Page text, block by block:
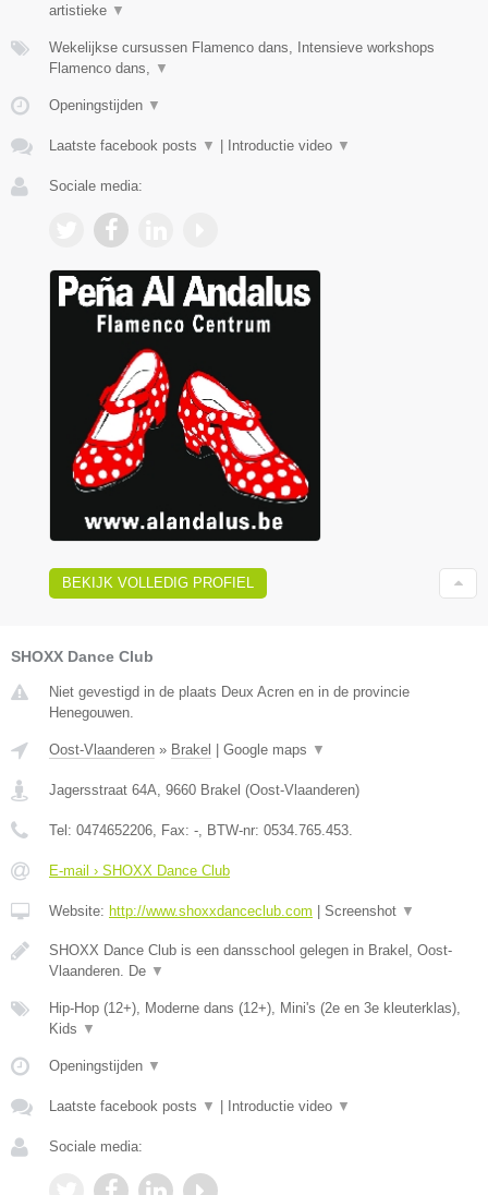
artistieke ▼
Wekelijkse cursussen Flamenco dans, Intensieve workshops
Flamenco dans,
▼
Openingstijden ▼
Laatste facebook posts ▼ | Introductie video ▼
Sociale media:
BEKIJK VOLLEDIG PROFIEL
SHOXX Dance Club
Niet gevestigd in de plaats Deux Acren en in de provincie
Henegouwen.
Oost-Vlaanderen » Brakel | Google maps ▼
Jagersstraat 64A 9660 Brakel (Oost-Vlaanderen)
Tel: 0474652206 , Fax: - , BTW-nr: 0534.765.453.
E-mail › SHOXX Dance Club
Website: http://www.shoxxdanceclub.com | Screenshot ▼
SHOXX Dance Club is een dansschool gelegen in Brakel, Oost-
Vlaanderen. De ▼
Hip-Hop (12+), Moderne dans (12+), Mini's (2e en 3e kleuterklas),
Kids ▼
Openingstijden ▼
Laatste facebook posts ▼ | Introductie video ▼
Sociale media: